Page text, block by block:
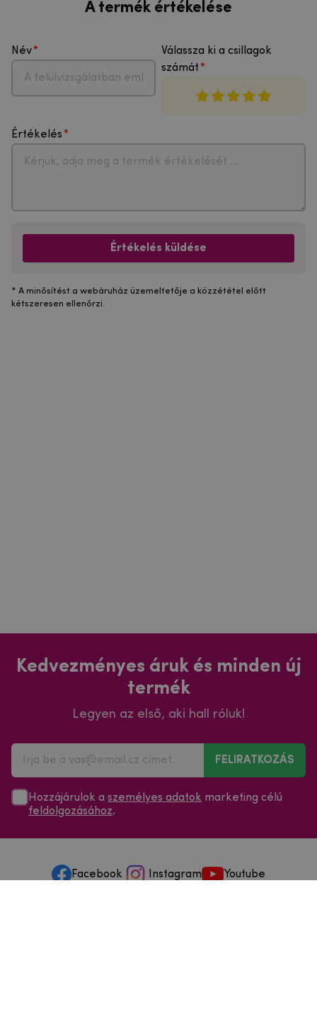
A termék értékelése
Név
Válassza ki a csillagok
számát
Értékelés
Értékelés küldése
* A minősítést a webáruház üzemeltetője a közzététel előtt
kétszeresen ellenőrzi.
Kedvezményes áruk és minden új
termék
Legyen az első, aki hall róluk!
FELIRATKOZÁS
Hozzájárulok a személyes adatok marketing célú
feldolgozásához.
Facebook Instagram Youtube